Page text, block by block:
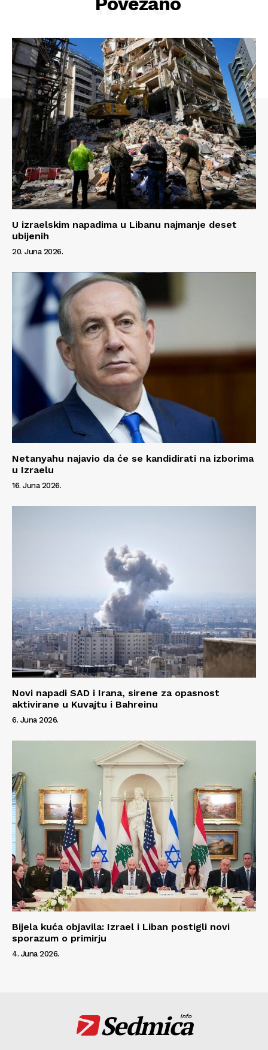
Info
Kontakt
Impressum
U izraelskim napadima u Libanu najmanje deset
ubijenih
20. Juna 2026.
Netanyahu najavio da će se kandidirati na izborima
u Izraelu
16. Juna 2026.
Novi napadi SAD i Irana, sirene za opasnost
aktivirane u Kuvajtu i Bahreinu
6. Juna 2026.
Bijela kuća objavila: Izrael i Liban postigli novi
sporazum o primirju
4. Juna 2026.
Sedmica
info